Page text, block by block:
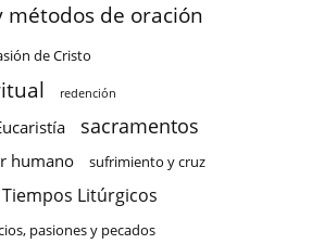
métodos de oración
de Cristo
redención
sacramentos
humano sufrimiento y cruz
Tiempos Litúrgicos
pasiones y pecados